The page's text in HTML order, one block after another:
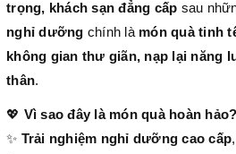
trọng, khách sạn đẳng cấp sau
nghỉ dưỡng chính là món quà tinh
không gian thư giãn, nạp lại năng
thân.
💖 Vì sao đây là món quà hoàn hảo?
✨ Trải nghiệm nghỉ dưỡng cao cấp